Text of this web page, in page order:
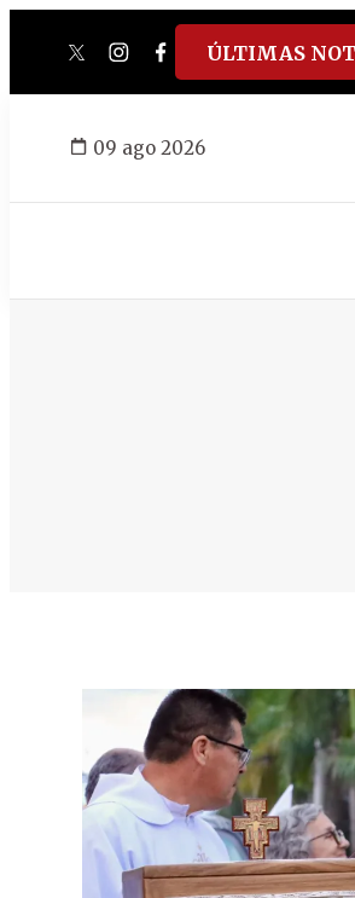
twitterinstagram
facebook
tiktokyoutube
ÚLTIMAS
09 ago 2026